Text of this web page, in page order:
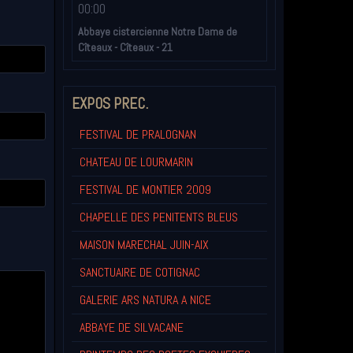
00:00
Abbaye cistercienne Notre Dame de
Cîteaux - Cîteaux - 21
EXPOS PREC.
FESTIVAL DE PRALOGNAN
CHATEAU DE LOURMARIN
FESTIVAL DE MONTIER 2009
CHAPELLE DES PENITENTS BLEUS
MAISON MARECHAL JUIN-AIX
SANCTUAIRE DE COTIGNAC
GALERIE ARS NATURA A NICE
ABBAYE DE SILVACANE